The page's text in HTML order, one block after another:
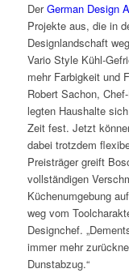
DerGerman Design
Projekte aus, die in
Designlandschaft
Vario Style Kühl-
mehr Farbigkeit und
Robert Sachon,
legten Haushalte
Zeit fest. Jetzt
dabei trotzdem
Preisträger greift
vollständigen
Küchenumgebung
weg vom
Designchef.
immer mehr
Dunstabzug.“